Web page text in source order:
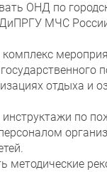
ОНД по
МЧС
отдыха и
по
методические